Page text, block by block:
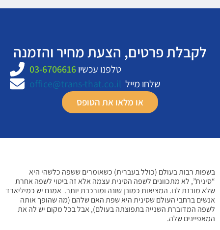
לקבלת פרטים, הצעת מחיר והזמנה
טלפנו עכשיו03-6706616
שלחו מייל office@trans-that.co.il
או מלאו את הטופס
בשפות רבות בעולם (כולל בעברית) כשאומרים ששפה כלשהי היא
“סינית”, לא מתכוונים לשפה הסינית עצמה אלא זה ביטוי לשפה אחרת
שלא מובנת לנו. המציאות כמובן שונה ומורכבת יותר. אמנם יש כמיליארד
אנשים ברחבי העולם שסינית היא שפת האם שלהם (מה שהופך אותה
לשפה המדוברת השנייה בתפוצתה בעולם), אבל בכל מקום יש לה את
המאפיינים שלה.